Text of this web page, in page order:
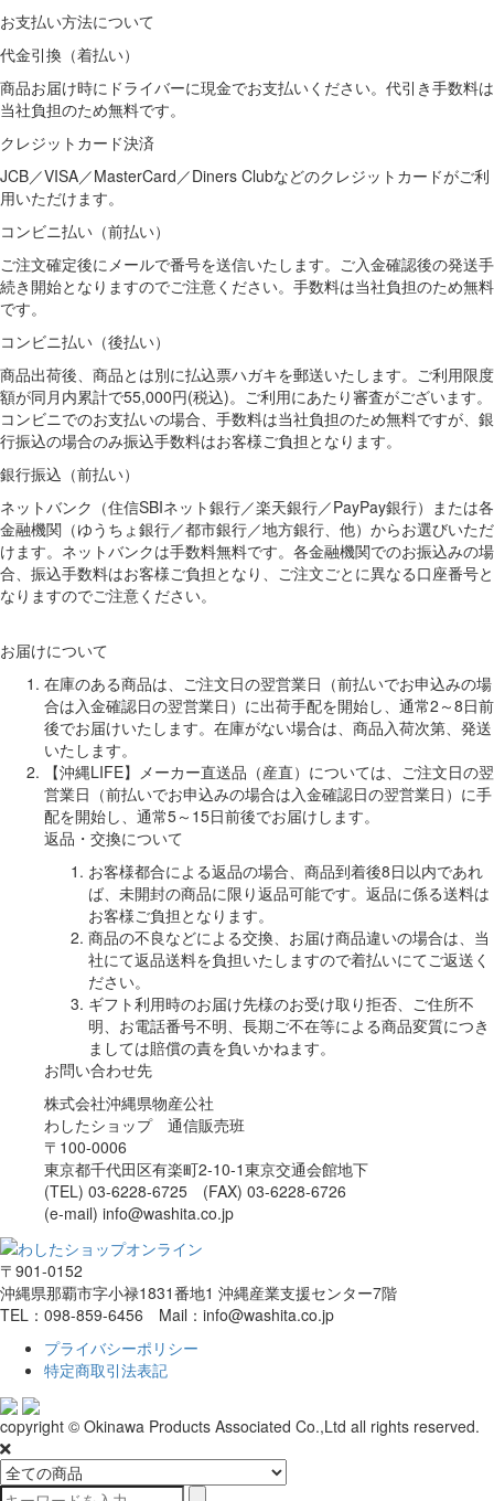
お支払い方法について
代金引換（着払い）
商品お届け時にドライバーに現金でお支払いください。代引き手数料は
当社負担のため無料です。
クレジットカード決済
JCB／VISA／MasterCard／Diners Clubなどのクレジットカードがご利
用いただけます。
コンビニ払い（前払い）
ご注文確定後にメールで番号を送信いたします。ご入金確認後の発送手
続き開始となりますのでご注意ください。手数料は当社負担のため無料
です。
コンビニ払い（後払い）
商品出荷後、商品とは別に払込票ハガキを郵送いたします。ご利用限度
額が同月内累計で55,000円(税込)。ご利用にあたり審査がございます。
コンビニでのお支払いの場合、手数料は当社負担のため無料ですが、銀
行振込の場合のみ振込手数料はお客様ご負担となります。
銀行振込（前払い）
ネットバンク（住信SBIネット銀行／楽天銀行／PayPay銀行）または各
金融機関（ゆうちょ銀行／都市銀行／地方銀行、他）からお選びいただ
けます。ネットバンクは手数料無料です。各金融機関でのお振込みの場
合、振込手数料はお客様ご負担となり、ご注文ごとに異なる口座番号と
なりますのでご注意ください。
お届けについて
在庫のある商品は、ご注文日の翌営業日（前払いでお申込みの場
合は入金確認日の翌営業日）に出荷手配を開始し、通常2～8日前
後でお届けいたします。在庫がない場合は、商品入荷次第、発送
いたします。
【沖縄LIFE】メーカー直送品（産直）については、ご注文日の翌
営業日（前払いでお申込みの場合は入金確認日の翌営業日）に手
配を開始し、通常5～15日前後でお届けします。
返品・交換について
お客様都合による返品の場合、商品到着後8日以内であれ
ば、未開封の商品に限り返品可能です。返品に係る送料は
お客様ご負担となります。
商品の不良などによる交換、お届け商品違いの場合は、当
社にて返品送料を負担いたしますので着払いにてご返送く
ださい。
ギフト利用時のお届け先様のお受け取り拒否、ご住所不
明、お電話番号不明、長期ご不在等による商品変質につき
ましては賠償の責を負いかねます。
お問い合わせ先
株式会社沖縄県物産公社
わしたショップ 通信販売班
〒100-0006
東京都千代田区有楽町2-10-1東京交通会館地下
(TEL) 03-6228-6725 (FAX) 03-6228-6726
(e-mail) info@washita.co.jp
〒901-0152
沖縄県那覇市字小禄1831番地1 沖縄産業支援センター7階
TEL：098-859-6456 Mail：info@washita.co.jp
プライバシーポリシー
特定商取引法表記
copyright © Okinawa Products Associated Co.,Ltd all rights reserved.